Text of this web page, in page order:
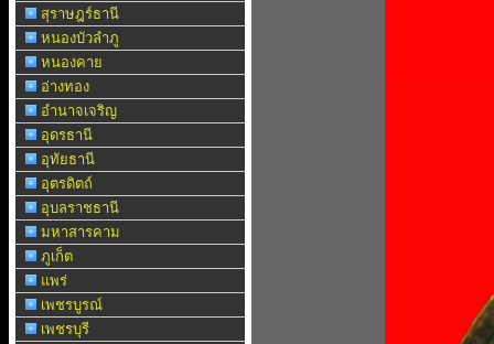
สุราษฎร์ธานี
หนองบัวลำภู
หนองคาย
อ่างทอง
อำนาจเจริญ
อุดรธานี
อุทัยธานี
อุตรดิตถ์
อุบลราชธานี
มหาสารคาม
ภูเก็ต
แพร่
เพชรบูรณ์
เพชรบุรี